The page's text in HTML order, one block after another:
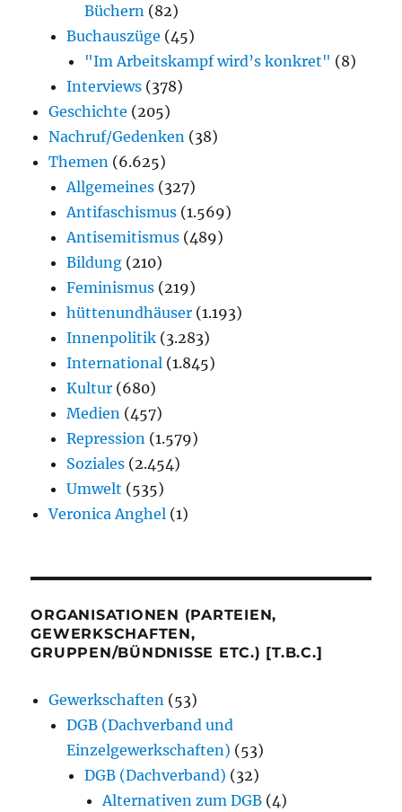
Büchern (82)
Buchauszüge (45)
"Im Arbeitskampf wird’s konkret" (8)
Interviews (378)
Geschichte (205)
Nachruf/Gedenken (38)
Themen (6.625)
Allgemeines (327)
Antifaschismus (1.569)
Antisemitismus (489)
Bildung (210)
Feminismus (219)
hüttenundhäuser (1.193)
Innenpolitik (3.283)
International (1.845)
Kultur (680)
Medien (457)
Repression (1.579)
Soziales (2.454)
Umwelt (535)
Veronica Anghel (1)
ORGANISATIONEN (PARTEIEN,
GEWERKSCHAFTEN,
GRUPPEN/BÜNDNISSE ETC.) [T.B.C.]
Gewerkschaften (53)
DGB (Dachverband und
Einzelgewerkschaften) (53)
DGB (Dachverband) (32)
Alternativen zum DGB (4)